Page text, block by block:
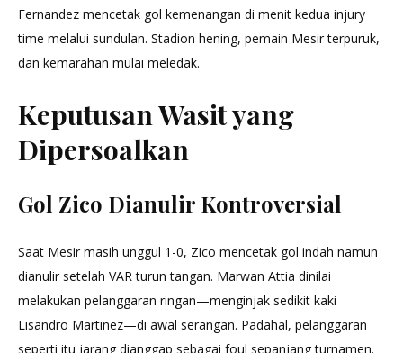
Fernandez mencetak gol kemenangan di menit kedua injury
time melalui sundulan. Stadion hening, pemain Mesir terpuruk,
dan kemarahan mulai meledak.
Keputusan Wasit yang
Dipersoalkan
Gol Zico Dianulir Kontroversial
Saat Mesir masih unggul 1-0, Zico mencetak gol indah namun
dianulir setelah VAR turun tangan. Marwan Attia dinilai
melakukan pelanggaran ringan—menginjak sedikit kaki
Lisandro Martinez—di awal serangan. Padahal, pelanggaran
seperti itu jarang dianggap sebagai foul sepanjang turnamen.